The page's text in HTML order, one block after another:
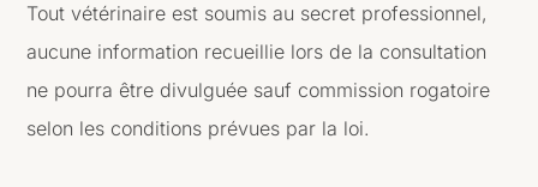
Tout vétérinaire est soumis au secret professionnel,
aucune information recueillie lors de la consultation
ne pourra être divulguée sauf commission rogatoire
selon les conditions prévues par la loi.